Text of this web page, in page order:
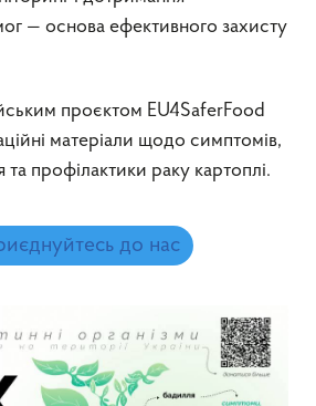
— основа ефективного захисту
проєктом EU4SaferFood
матеріали щодо симптомів,
профілактики раку картоплі.
до нас